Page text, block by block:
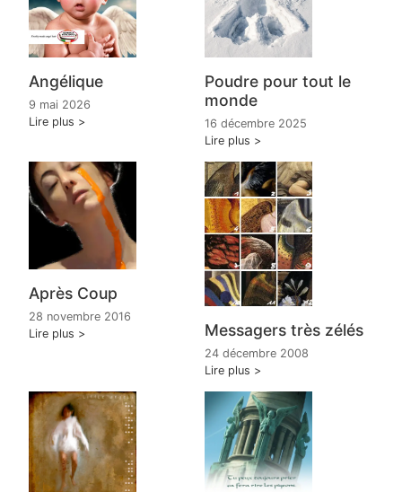
Angélique
9 mai 2026
Lire plus
Poudre pour tout le
monde
16 décembre 2025
Lire plus
Après Coup
28 novembre 2016
Lire plus
Messagers très zélés
24 décembre 2008
Lire plus